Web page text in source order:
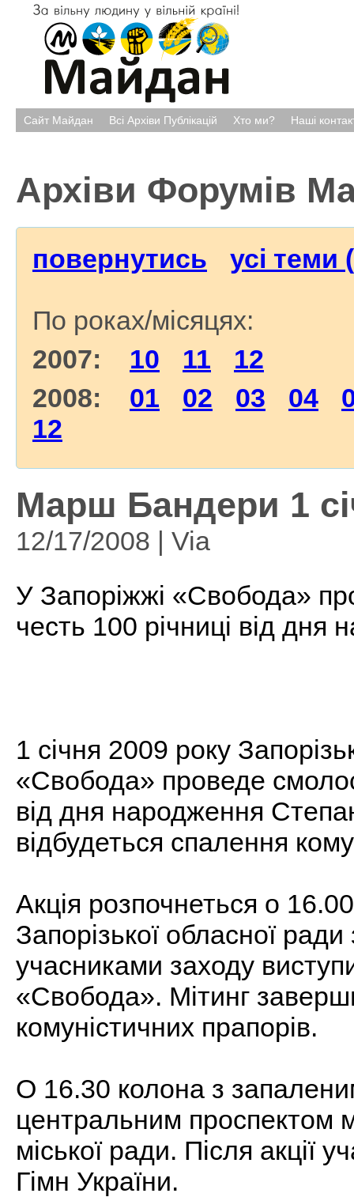
Сайт Майдан Всі Архіви Публікацій Хто ми? Наші
Архіви Форумів
повернутись усі теми
По роках/місяцях:
2007: 10 11
12
2008: 01 02 03 04
12
Марш Бандери 1
12/17/2008 | Via
У Запоріжжі «Свобода»
честь 100 річниці від
1 січня 2009 року
«Свобода» проведе
від дня народження
відбудеться спалення
Акція розпочнеться о
Запорізької обласної
учасниками заходу
«Свобода». Мітинг
комуністичних прапорів.
О 16.30 колона з
центральним проспектом
міської ради. Після акції
Гімн України.